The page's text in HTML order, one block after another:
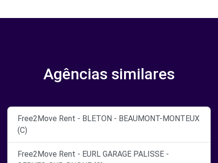
Agências similares
Free2Move Rent - BLETON - BEAUMONT-MONTEUX
(C)
Free2Move Rent - EURL GARAGE PALISSE -